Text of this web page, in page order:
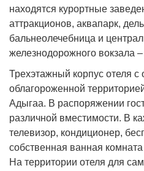
находятся курортные
аттракционов, аквапарк,
бальнеолечебница и
железнодорожного вокзала
Трехэтажный корпус отеля с
облагороженной
Адыгаа. В распоряжении
различной вместимости. В
телевизор, кондиционер,
собственная ванная
На территории отеля для